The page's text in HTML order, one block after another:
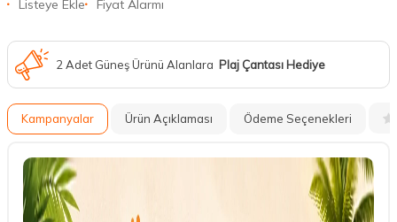
Listeye Ekle Fiyat Alarmı
2 Adet Güneş Ürünü Alanlara Plaj Çantası Hediye
Kampanyalar Ürün Açıklaması Ödeme Seçenekleri